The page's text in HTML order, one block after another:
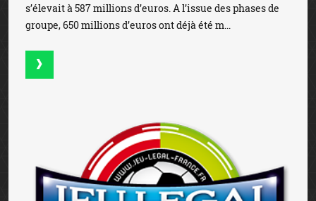
s’élevait à 587 millions d’euros. A l’issue des phases de
groupe, 650 millions d’euros ont déjà été m...